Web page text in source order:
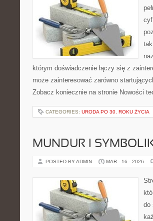
którym doświadczenie łączy się z
może zainteresować zarówno
Zobacz koniecznie na stronie Nowości
CATEGORIES: URODA PO 30. ROKU ŻYCIA
MUNDUR I
POSTED BY ADMIN MAR - 16 - 2026
do